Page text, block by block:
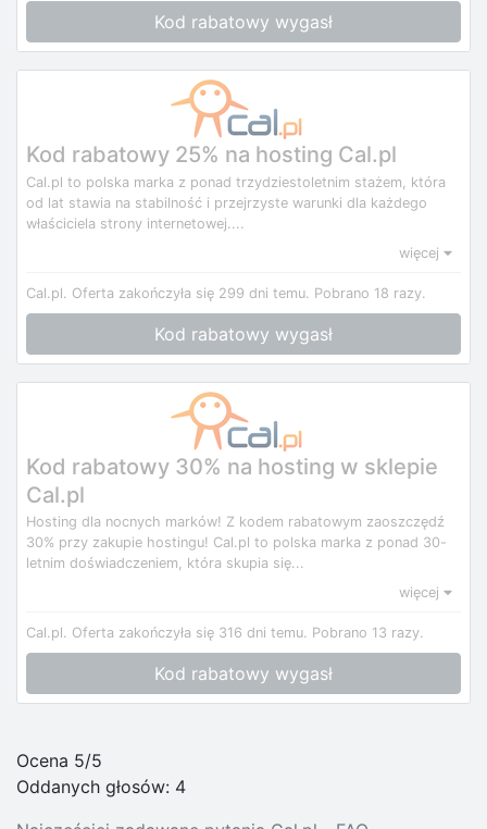
Kod rabatowy wygasł
Kod rabatowy 25% na hosting Cal.pl
Cal.pl to polska marka z ponad trzydziestoletnim stażem, która
od lat stawia na stabilność i przejrzyste warunki dla każdego
właściciela strony internetowej....
więcej
Cal.pl. Oferta zakończyła się 299 dni temu. Pobrano 18 razy.
Kod rabatowy wygasł
Kod rabatowy 30% na hosting w sklepie
Cal.pl
Hosting dla nocnych marków! Z kodem rabatowym zaoszczędź
30% przy zakupie hostingu! Cal.pl to polska marka z ponad 30-
letnim doświadczeniem, która skupia się...
więcej
Cal.pl. Oferta zakończyła się 316 dni temu. Pobrano 13 razy.
Kod rabatowy wygasł
Ocena 5/5
Oddanych głosów: 4